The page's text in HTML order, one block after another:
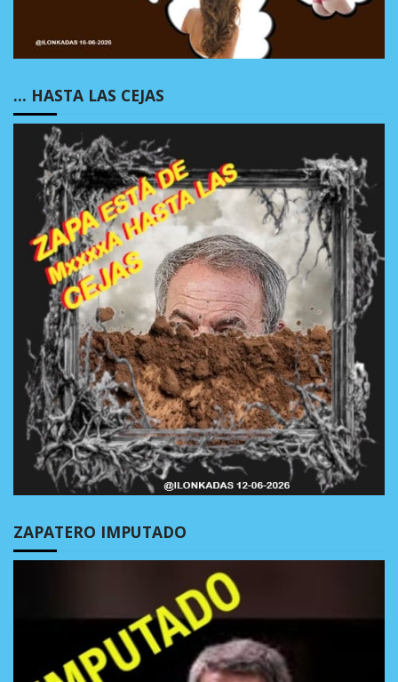
… HASTA LAS CEJAS
ZAPATERO IMPUTADO